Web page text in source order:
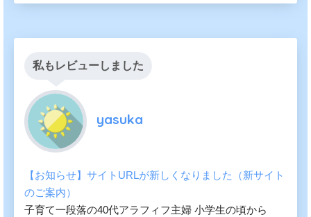
私もレビューしました
yasuka
【お知らせ】サイトURLが新しくなりました（新サイト
のご案内）
子育て一段落の40代アラフィフ主婦 小学生の頃から